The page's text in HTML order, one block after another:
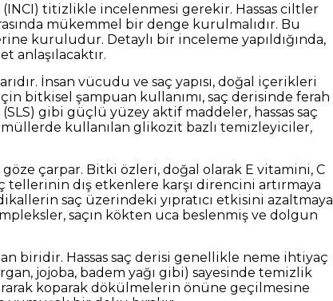
titizlikle incelenmesi gerekir. Hassas ciltler
mükemmel bir denge kurulmalıdır. Bu
kuruludur. Detaylı bir inceleme yapıldığında,
anlaşılacaktır.
İnsan vücudu ve saç yapısı, doğal içerikleri
bitkisel şampuan kullanımı, saç derisinde ferah
gibi güçlü yüzey aktif maddeler, hassas saç
kullanılan glikozit bazlı temizleyiciler,
çarpar. Bitki özleri, doğal olarak E vitamini, C
dış etkenlere karşı direncini artırmaya
saç üzerindeki yıpratıcı etkisini azaltmaya
saçın kökten uca beslenmiş ve dolgun
biridir. Hassas saç derisi genellikle neme ihtiyaç
jojoba, badem yağı gibi) sayesinde temizlik
koparak dökülmelerin önüne geçilmesine